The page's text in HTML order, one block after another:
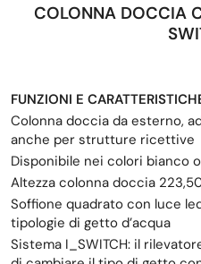
COLONNA DOCCIA
FUNZIONI E
Colonna doccia da esterno,
anche per strutture ricettive
Disponibile nei colori bianco
Altezza colonna doccia
Soffione quadrato con luce
tipologie di getto d’acqua
Sistema I_SWITCH: il